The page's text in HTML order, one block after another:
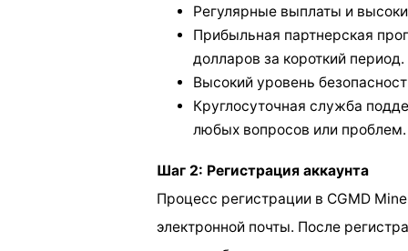
Регулярные выплаты и
Прибыльная партнерская
долларов за короткий период.
Высокий уровень
Круглосуточная служба
любых вопросов или проблем.
Шаг 2: Регистрация аккаунта
Процесс регистрации в CGMD
электронной почты. После